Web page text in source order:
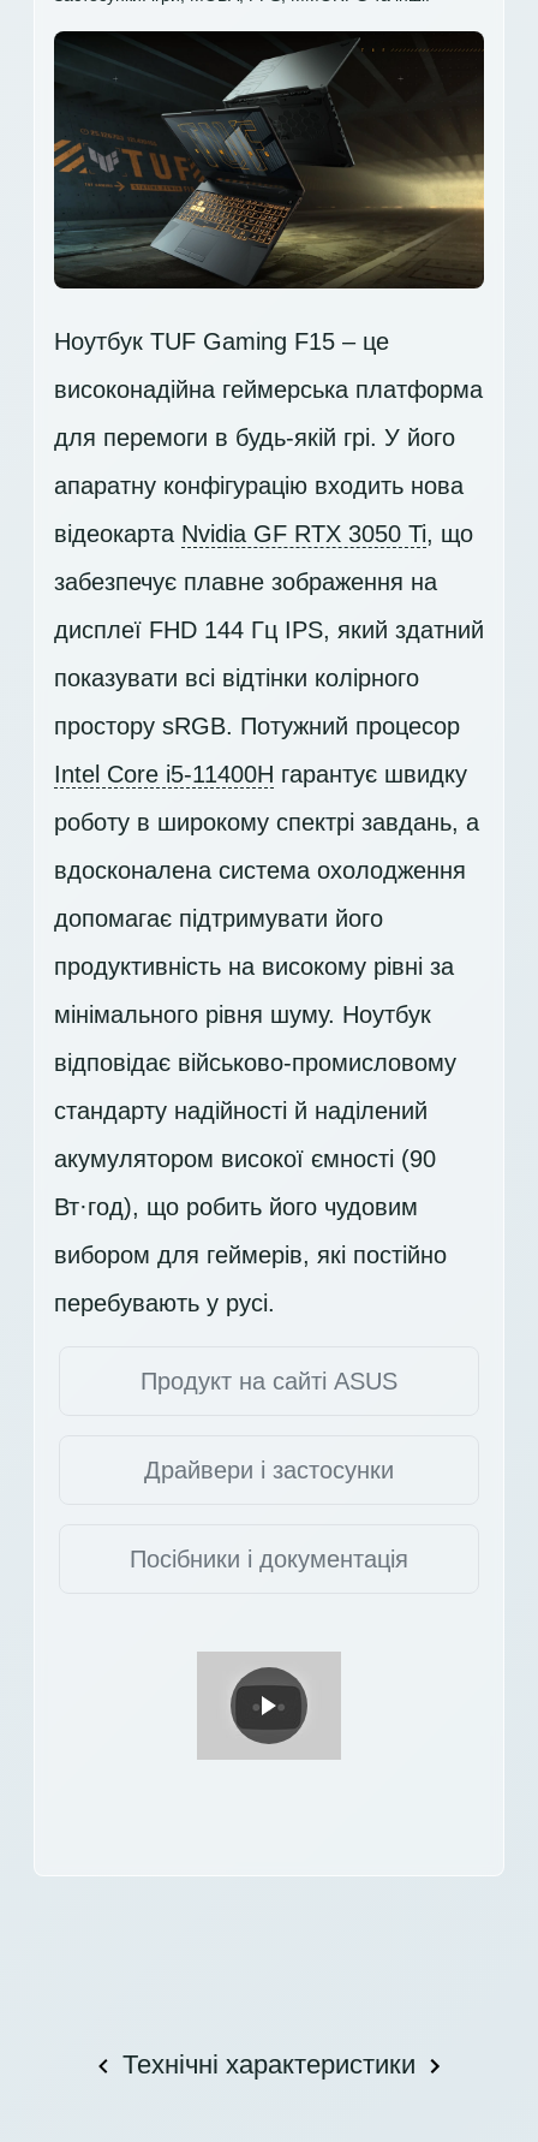
Ноутбук TUF Gaming F15 – це
високонадійна геймерська платформа
для перемоги в будь-якій грі. У його
апаратну конфігурацію входить нова
відеокарта Nvidia GF RTX 3050 Ti, що
забезпечує плавне зображення на
дисплеї FHD 144 Гц IPS, який здатний
показувати всі відтінки колірного
простору sRGB. Потужний процесор
Intel Core i5-11400H гарантує швидку
роботу в широкому спектрі завдань, а
вдосконалена система охолодження
допомагає підтримувати його
продуктивність на високому рівні за
мінімального рівня шуму. Ноутбук
відповідає військово-промисловому
стандарту надійності й наділений
акумулятором високої ємності (90
Вт·год), що робить його чудовим
вибором для геймерів, які постійно
перебувають у русі.
Продукт на сайті ASUS
Драйвери і застосунки
Посібники і документація
Технічні характеристики